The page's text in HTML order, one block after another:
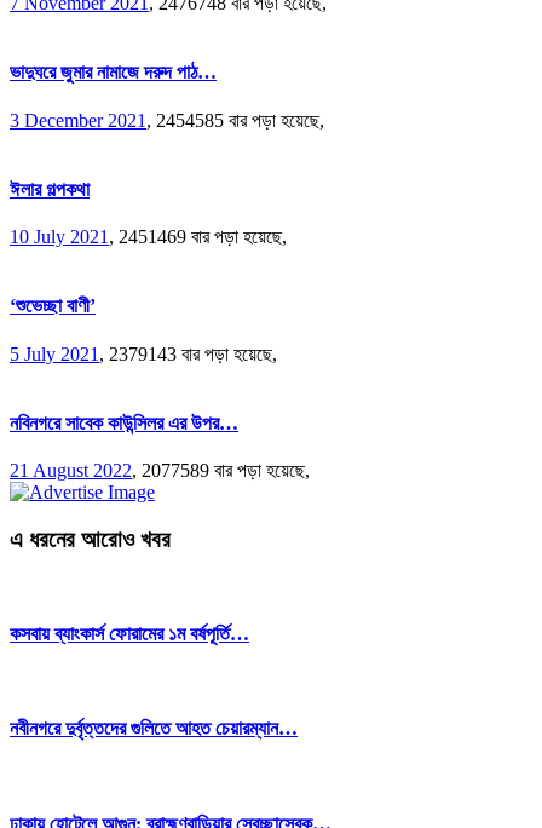
ভাদুঘরে জুমার নামাজে দরুদ পাঠ…
3 December 2021 , 2454585 বার পড়া হয়েছে,
ঈলার গল্পকথা
10 July 2021 , 2451469 বার পড়া হয়েছে,
‘শুভেচ্ছা বাণী’
5 July 2021 , 2379143 বার পড়া হয়েছে,
নবিনগরে সাবেক কাউন্সিলর এর উপর…
21 August 2022, 2077589 বার পড়া হয়েছে,
এ ধরনের আরোও খবর
কসবায় ব্যাংকার্স ফোরামের ১ম বর্ষপূর্তি…
নবীনগরে দুর্বৃত্তদের গুলিতে আহত চেয়ারম্যান…
ঢাকায় হোটেলে আগুন: ব্রাহ্মণবাড়িয়ার স্বেচ্ছাসেবক…